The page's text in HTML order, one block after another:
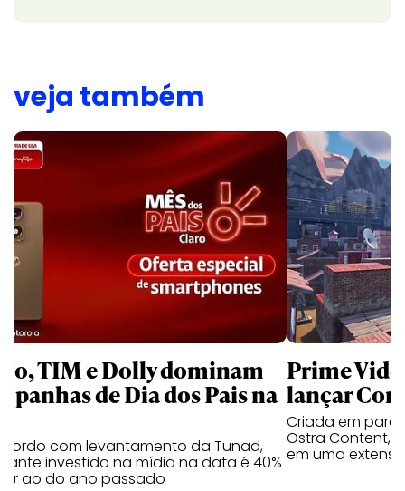
veja também
TIM e Dolly dominam
de Dia dos Pais na
com levantamento da Tunad,
investido na mídia na data é 40%
ao do ano passado
Prime
lançar
Criada em
Ostra Content,
em uma